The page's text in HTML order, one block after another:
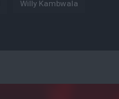
Willy Kambwala